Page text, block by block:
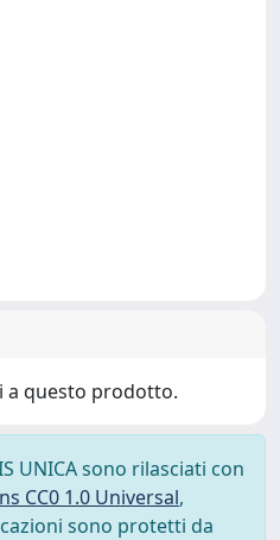
a questo prodotto.
UNICA sono rilasciati con
CC0 1.0 Universal,
sono protetti da